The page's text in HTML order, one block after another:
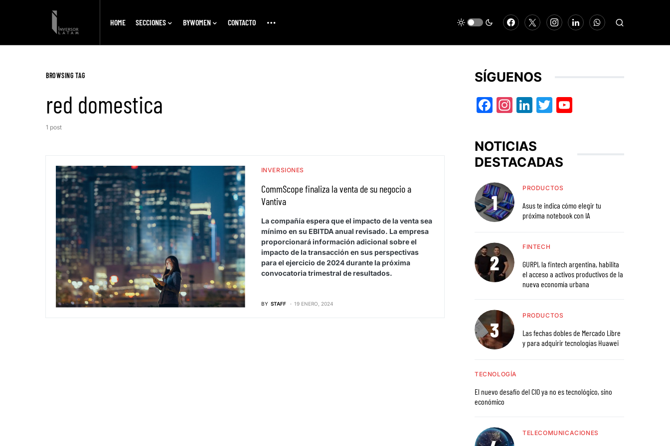
HOME SECCIONES BYWOMEN CONTACTO
BROWSING TAG
red domestica
1 post
INVERSIONES
CommScope finaliza la venta de su negocio a
Vantiva
La compañía espera que el impacto de la venta sea
mínimo en su EBITDA anual revisado. La empresa
proporcionará información adicional sobre el
impacto de la transacción en sus perspectivas
para el ejercicio de 2024 durante la próxima
convocatoria trimestral de resultados.
BY STAFF 19 ENERO, 2024
SÍGUENOS
Facebook
Instagram
LinkedIn
Twitter
NOTICIAS
DESTACADAS
PRODUCTOS
Asus te indica cómo elegir tu
próxima notebook con IA
FINTECH
GURPI, la fintech argentina, habilita
el acceso a activos productivos de la
nueva economía urbana
PRODUCTOS
Las fechas dobles de Mercado Libre
y para adquirir tecnologías Huawei
TECNOLOGÍA
El nuevo desafío del CIO ya no es tecnológico, sino
económico
TELECOMUNICACIONES